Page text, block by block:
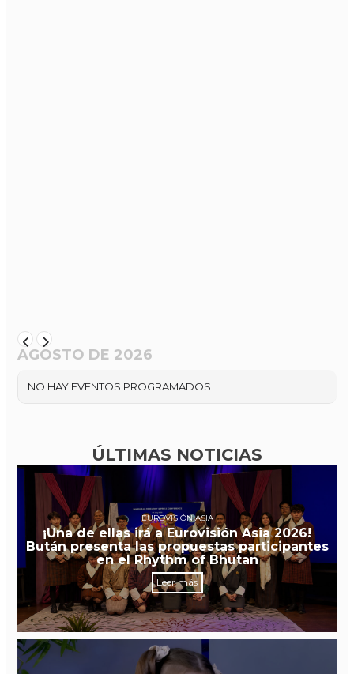
AGOSTO DE 2026
NO HAY EVENTOS PROGRAMADOS
ÚLTIMAS NOTICIAS
EUROVISIÓN ASIA
¡Una de ellas irá a Eurovisión Asia 2026!
Bután presenta las propuestas participantes
en el Rhythm of Bhutan
Leer más